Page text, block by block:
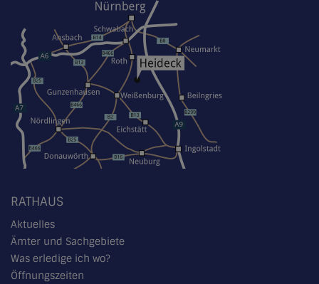
RATHAUS
Aktuelles
Ämter und Sachgebiete
Was erledige ich wo?
Öffnungszeiten